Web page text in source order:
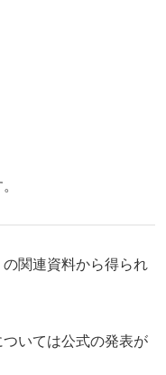
関連資料から得られ
いては公式の発表が